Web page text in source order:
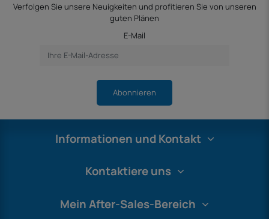
Verfolgen Sie unsere Neuigkeiten und profitieren Sie von unseren
guten Plänen
E-Mail
Abonnieren
Informationen und Kontakt
Kontaktiere uns
Mein After-Sales-Bereich